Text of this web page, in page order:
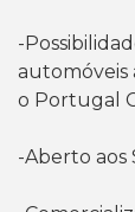
-
automóveis
o Portugal
-Aberto aos